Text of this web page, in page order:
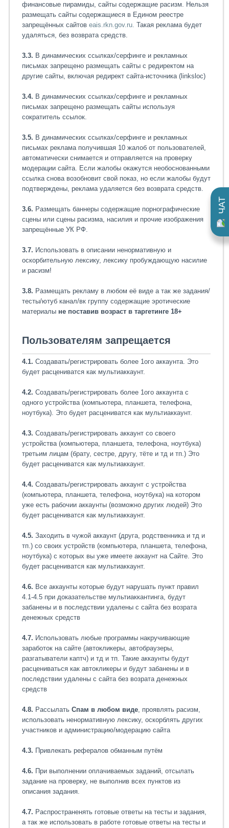
ЧАТ
финансовые пирамиды, сайты содержащие расизм. Нельзя
размещать сайты содержащиеся в Едином реестре
запрещённых сайтов eais.rkn.gov.ru. Такая реклама будет
удаляться, без возврата средств.
3.3. В динамических ссылках/серфинге и рекламных
письмах запрещено размещать сайты с редиректом на
другие сайты, включая редирект сайта-источника (linksloc)
3.4. В динамических ссылках/серфинге и рекламных
письмах запрещено размещать сайты используя
сократитель ссылок.
3.5. В динамических ссылках/серфинге и рекламных
письмах реклама получившая 10 жалоб от пользователей,
автоматически снимается и отправляется на проверку
модерации сайта. Если жалобы окажутся необоснованными
ссылка снова возобновит свой показ, но если жалобы будут
подтверждены, реклама удаляется без возврата средств.
3.6. Размещать баннеры содержащие порнографические
сцены или сцены расизма, насилия и прочие изображения
запрещённые УК РФ.
3.7. Использовать в описании ненормативную и
оскорбительную лексику, лексику пробуждающую насилие
и расизм!
3.8. Размещать рекламу в любом её виде а так же задания/
тесты/ютуб канал/вк группу содержащие эротические
материалы не поставив возраст в таргетинге 18+
Пользователям запрещается
4.1. Создавать/регистрировать более 1ого аккаунта. Это
будет расцениватся как мультиаккаунт.
4.2. Создавать/регистрировать более 1ого аккаунта с
одного устройства (компьютера, планшета, телефона,
ноутбука). Это будет расцениватся как мультиаккаунт.
4.3. Создавать/регистрировать аккаунт со своего
устройства (компьютера, планшета, телефона, ноутбука)
третьим лицам (брату, сестре, другу, тёте и тд и тп.) Это
будет расцениватся как мультиаккаунт.
4.4. Создавать/регистрировать аккаунт с устройства
(компьютера, планшета, телефона, ноутбука) на котором
уже есть рабочии аккаунты (возможно других людей) Это
будет расцениватся как мультиаккаунт.
4.5. Заходить в чужой аккаунт (друга, родственника и тд и
тп.) со своих устройств (компьютера, планшета, телефона,
ноутбука) с которых вы уже имеете аккаунт на Сайте. Это
будет расцениватся как мультиаккаунт.
4.6. Все аккаунты которые будут нарушать пункт правил
4.1-4.5 при доказательстве мультиаккантинга, будут
забанены и в последствии удалены с сайта без возрата
денежных средств
4.7. Использовать любые программы накручивающие
заработок на сайте (автокликеры, автобраузеры,
разгатыватели каптч) и тд и тп. Такие аккаунты будут
расцениваться как автокликеры и будут забанены и в
последствии удалены с сайта без возрата денежных
средств
4.8. Рассылать Cпам в любом виде, проявлять расизм,
использовать ненормативную лексику, оскорблять других
участников и администрацию/модерацию сайта
4.3. Привлекать рефералов обманным путём
4.6. При выполнении оплачиваемых заданий, отсылать
задание на проверку, не выполнив всех пунктов из
описания задания.
4.7. Распространенять готовые ответы на тесты и задания,
а так же использовать в работе готовые ответы на тесты и